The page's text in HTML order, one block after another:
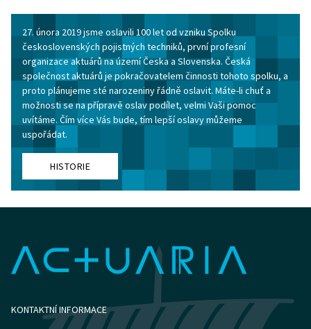
27. února 2019 jsme oslavili 100 let od vzniku Spolku
československých pojistných techniků, první profesní
organizace aktuárů na území Česka a Slovenska. Česká
společnost aktuárů je pokračovatelem činnosti tohoto spolku, a
proto plánujeme sté narozeniny řádně oslavit. Máte-li chuť a
možnosti se na přípravě oslav podílet, velmi Vaši pomoc
uvítáme. Čím více Vás bude, tím lepší oslavy můžeme
uspořádat.
HISTORIE
KONTAKTNÍ INFORMACE